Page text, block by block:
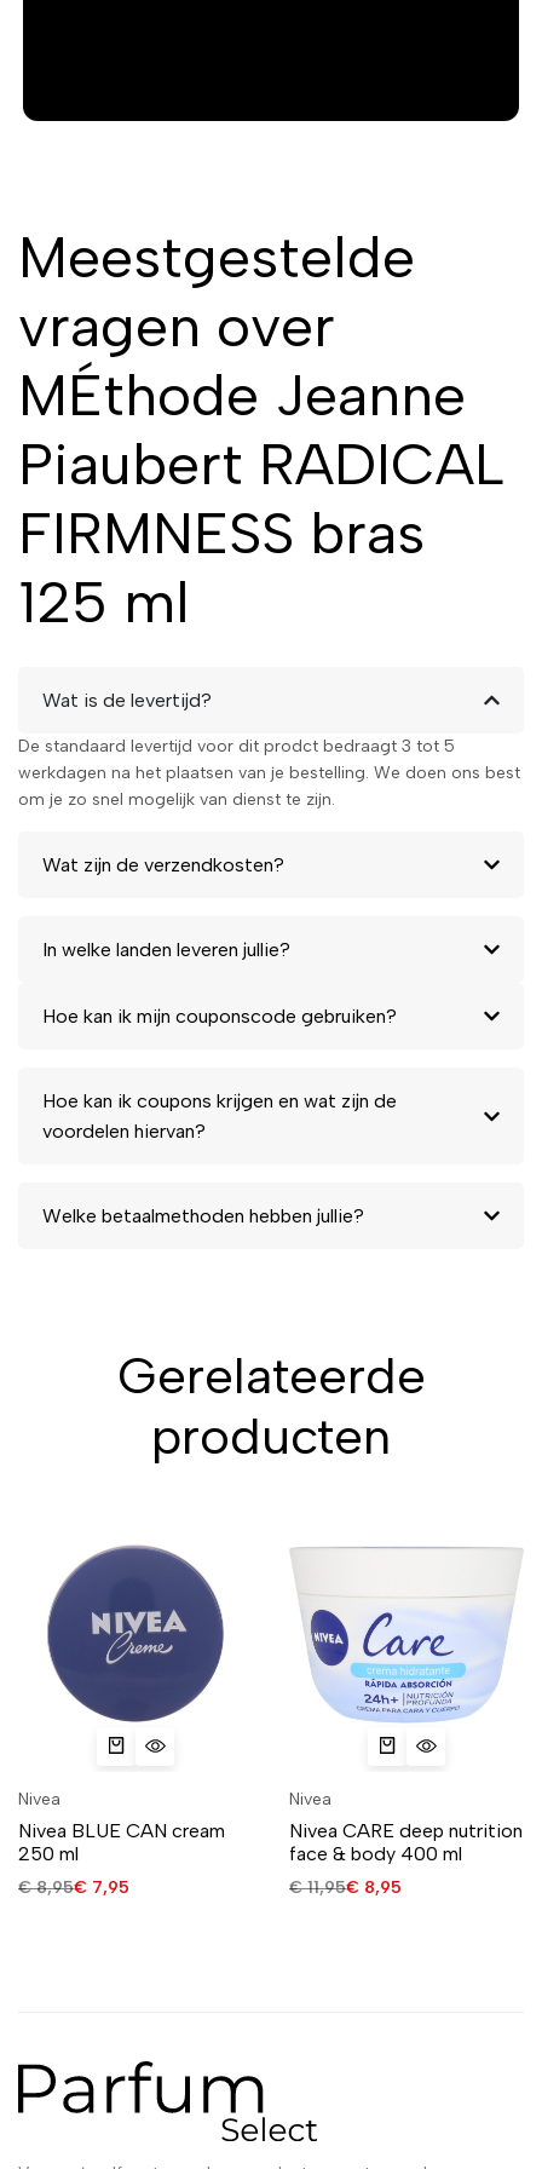
Meestgestelde
vragen over
MÉthode Jeanne
Piaubert RADICAL
FIRMNESS bras
125 ml
Wat is de levertijd?
De standaard levertijd voor dit prodct bedraagt 3 tot 5
werkdagen na het plaatsen van je bestelling. We doen ons best
om je zo snel mogelijk van dienst te zijn.
Wat zijn de verzendkosten?
In welke landen leveren jullie?
Hoe kan ik mijn couponscode gebruiken?
Hoe kan ik coupons krijgen en wat zijn de
voordelen hiervan?
Welke betaalmethoden hebben jullie?
Gerelateerde
producten
Nivea
Nivea BLUE CAN cream
250 ml
€8,95€ 7,95
Nivea
Nivea CARE deep nutrition
face & body 400 ml
€11,95€ 8,95